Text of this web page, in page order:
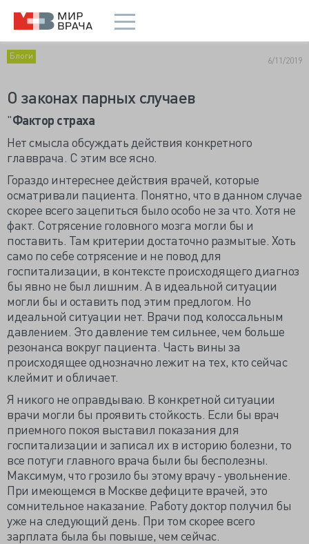
Блоги 6/11/2019
О законах парных случаев
"Фактор страха
Нет смысла обсуждать действия конкретного
главврача. С этим все ясно.
Гораздо интереснее действия врачей, которые
осматривали пациента. Понятно, что в данном случае
скорее всего зацепиться было особо не за что. Хотя не
факт. Сотрясение головного мозга могли бы и
поставить. Там критерии достаточно размытые. Хоть
само по себе сотрясение и не повод для
госпитализации, в контексте происходящего диагноз
бы явно не был лишним. А в идеальной ситуации
могли бы и оставить под этим предлогом. Но
идеальной ситуации нет. Врачи под колоссальным
давлением. Это давление тем сильнее, чем больше
резонанса вокруг пациента. Часть вины за
происходящее однозначно лежит на тех, кто сейчас
клеймит и обличает.
Я никого не оправдываю. В конкретной ситуации
врачи могли бы проявить стойкость. Если бы врач
приемного покоя выставил показания для
госпитализации и записал их в историю болезни, то
все потуги главного врача были бы бесполезны.
Максимум, что грозило бы этому врачу - увольнение.
При имеющемся в Москве дефиците врачей, это
сомнительное наказание. Работу доктор получил бы
уже на следующий день. При том скорее всего
зарплата была бы повыше, чем сейчас.